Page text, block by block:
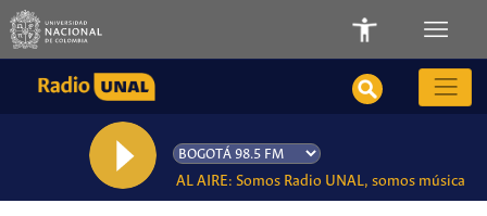
AL AIRE: Somos Radio UNAL, somos música